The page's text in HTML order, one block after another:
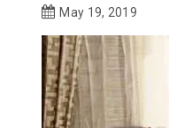
May 19, 2019